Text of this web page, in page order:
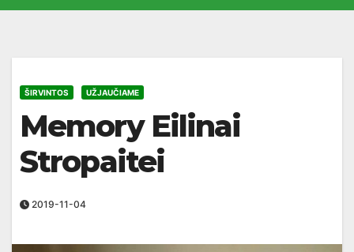
ŠIRVINTOS UŽJAUČIAME
Memory Eilinai
Stropaitei
2019-11-04